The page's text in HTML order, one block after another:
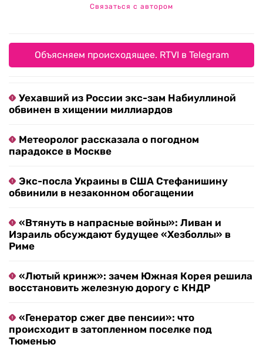
Связаться с автором
Объясняем происходящее. RTVI в Telegram
Уехавший из России экс-зам Набиуллиной
обвинен в хищении миллиардов
Метеоролог рассказала о погодном
парадоксе в Москве
Экс-посла Украины в США Стефанишину
обвинили в незаконном обогащении
«Втянуть в напрасные войны»: Ливан и
Израиль обсуждают будущее «Хезболлы» в
Риме
«Лютый кринж»: зачем Южная Корея решила
восстановить железную дорогу с КНДР
«Генератор сжег две пенсии»: что
происходит в затопленном поселке под
Тюменью